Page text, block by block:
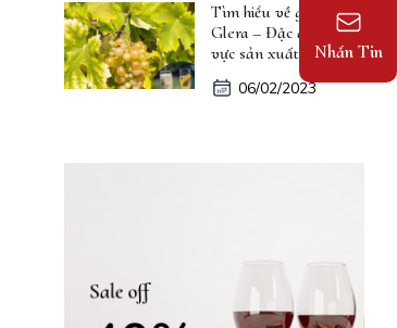
Tìm hiểu về giống nho
Glera – Đặc điểm, khu
vực sản xuất
06/02/2023
Nhắn Tin